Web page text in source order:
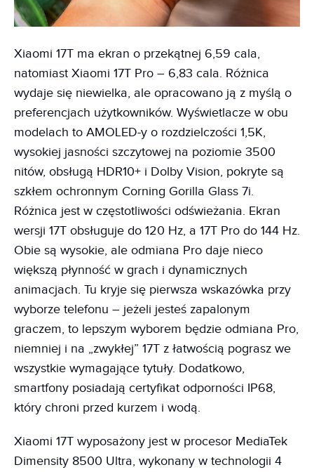
Xiaomi 17T ma ekran o przekątnej 6,59 cala,
natomiast Xiaomi 17T Pro – 6,83 cala. Różnica
wydaje się niewielka, ale opracowano ją z myślą o
preferencjach użytkowników. Wyświetlacze w obu
modelach to AMOLED-y o rozdzielczości 1,5K,
wysokiej jasności szczytowej na poziomie 3500
nitów, obsługą HDR10+ i Dolby Vision, pokryte są
szkłem ochronnym Corning Gorilla Glass 7i.
Różnica jest w częstotliwości odświeżania. Ekran
wersji 17T obsługuje do 120 Hz, a 17T Pro do 144 Hz.
Obie są wysokie, ale odmiana Pro daje nieco
większą płynność w grach i dynamicznych
animacjach. Tu kryje się pierwsza wskazówka przy
wyborze telefonu – jeżeli jesteś zapalonym
graczem, to lepszym wyborem będzie odmiana Pro,
niemniej i na „zwykłej” 17T z łatwością pograsz we
wszystkie wymagające tytuły. Dodatkowo,
smartfony posiadają certyfikat odporności IP68,
który chroni przed kurzem i wodą.
Xiaomi 17T wyposażony jest w procesor MediaTek
Dimensity 8500 Ultra, wykonany w technologii 4